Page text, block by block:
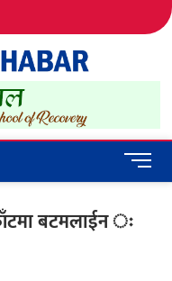
IN NEPAL
M
e
u
बटमलाईन ः